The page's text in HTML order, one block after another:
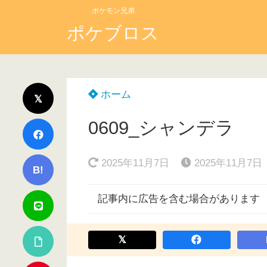
ポケモン兄弟
ポケブロス
B!
ホーム
0609_シャンデラ
2025年11月7日 2025年11月7日
記事内に広告を含む場合があります